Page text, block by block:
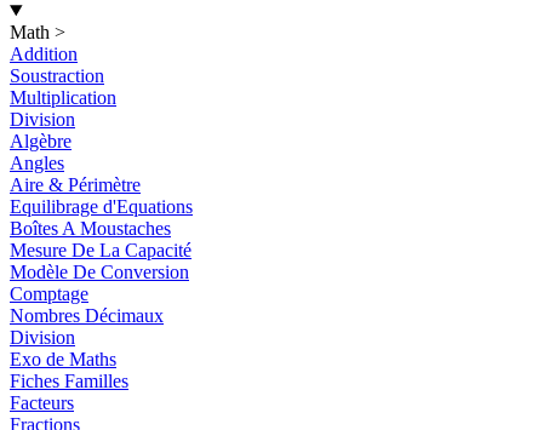
Math >
Addition
Soustraction
Multiplication
Division
Algèbre
Angles
Aire & Périmètre
Equilibrage d'Equations
Boîtes A Moustaches
Mesure De La Capacité
Modèle De Conversion
Comptage
Nombres Décimaux
Division
Exo de Maths
Fiches Familles
Facteurs
Fractions